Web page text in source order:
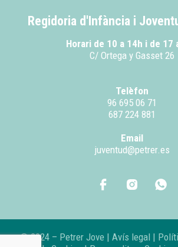
Regidoria d'Infància i
Horari de 10 a 14h i de 17
C/ Ortega y Gasset 26
Telèfon
96 695 06 71
687 224 881
Email
juventud@petrer.es
© 2024 – Petrer Jove | Avís legal |